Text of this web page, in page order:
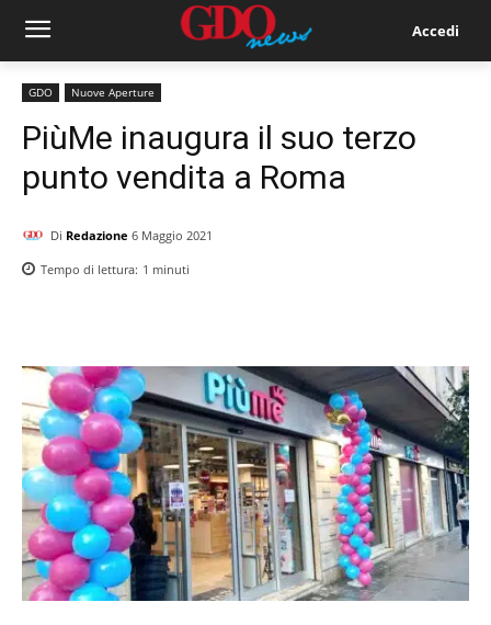
Accedi
GDO Nuove Aperture
PiùMe inaugura il suo terzo
punto vendita a Roma
Di Redazione 6 Maggio 2021
Tempo di lettura: 1 minuti